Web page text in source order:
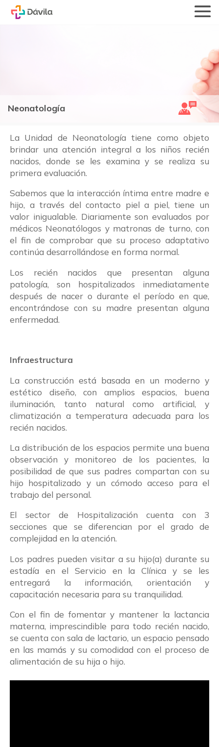
Neonatología
La Unidad de Neonatología tiene como objeto
brindar una atención integral a los niños recién
nacidos, donde se les examina y se realiza su
primera evaluación.
Sabemos que la interacción íntima entre madre e
hijo, a través del contacto piel a piel, tiene un
valor inigualable. Diariamente son evaluados por
médicos Neonatólogos y matronas de turno, con
el fin de comprobar que su proceso adaptativo
continúa desarrollándose en forma normal.
Los recién nacidos que presentan alguna
patología, son hospitalizados inmediatamente
después de nacer o durante el período en que,
encontrándose con su madre presentan alguna
enfermedad.
Infraestructura
La construcción está basada en un moderno y
estético diseño, con amplios espacios, buena
iluminación, tanto natural como artificial, y
climatización a temperatura adecuada para los
recién nacidos.
La distribución de los espacios permite una buena
observación y monitoreo de los pacientes, la
posibilidad de que sus padres compartan con su
hijo hospitalizado y un cómodo acceso para el
trabajo del personal.
El sector de Hospitalización cuenta con 3
secciones que se diferencian por el grado de
complejidad en la atención.
Los padres pueden visitar a su hijo(a) durante su
estadía en el Servicio en la Clínica y se les
entregará la información, orientación y
capacitación necesaria para su tranquilidad.
Con el fin de fomentar y mantener la lactancia
materna, imprescindible para todo recién nacido,
se cuenta con sala de lactario, un espacio pensado
en las mamás y su comodidad con el proceso de
alimentación de su hija o hijo.